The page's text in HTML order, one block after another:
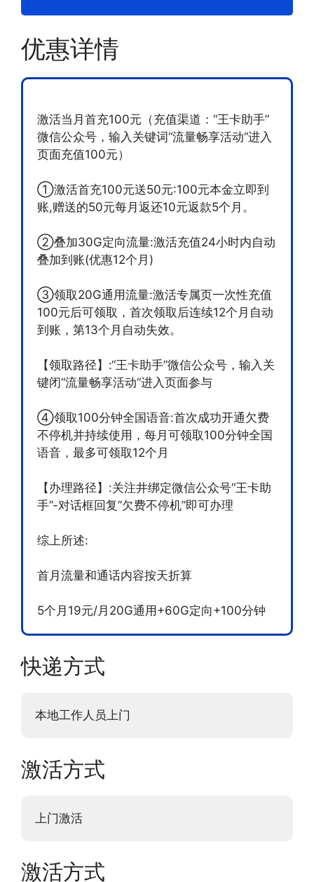
优惠详情
激活当月首充100元（充值渠道：“王卡助手”
微信公众号，输入关键词“流量畅享活动“进入
页面充值100元）
①激活首充100元送50元:100元本金立即到
账,赠送的50元每月返还10元返款5个月。
②叠加30G定向流量:激活充值24小时内自动
叠加到账(优惠12个月)
③领取20G通用流量:激活专属页一次性充值
100元后可领取，首次领取后连续12个月自动
到账，第13个月自动失效。
【领取路径】:“王卡助手”微信公众号，输入关
键闭“流量畅享活动“进入页面参与
④领取100分钟全国语音:首次成功开通欠费
不停机并持续使用，每月可领取100分钟全国
语音，最多可领取12个月
【办理路径】:关注井绑定微信公众号“王卡助
手”-对话框回复”欠费不停机”即可办理
综上所述:
首月流量和通话内容按天折算
5个月19元/月20G通用+60G定向+100分钟
快递方式
本地工作人员上门
激活方式
上门激活
激活方式